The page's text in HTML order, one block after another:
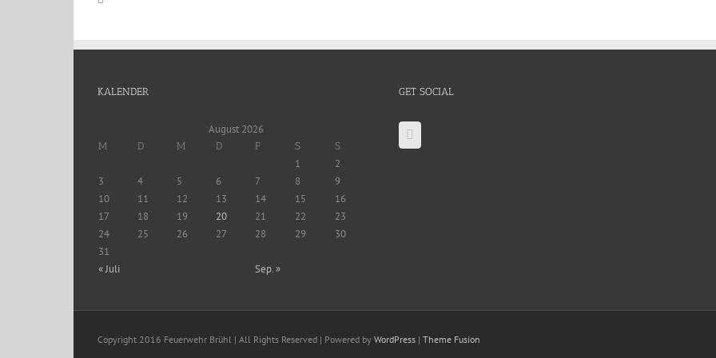
KALENDER
August 2026
M D M D F S S
1
2
3
4 5 6 7 8
9
10
11 12 13 14 15
16
17
18 19 20 21 22
23
24
25 26 27 28 29
30
31
« Juli
Sep. »
GET SOCIAL
Copyright 2016 Feuerwehr Brühl | All Rights Reserved | Powered by WordPress | Theme Fusion